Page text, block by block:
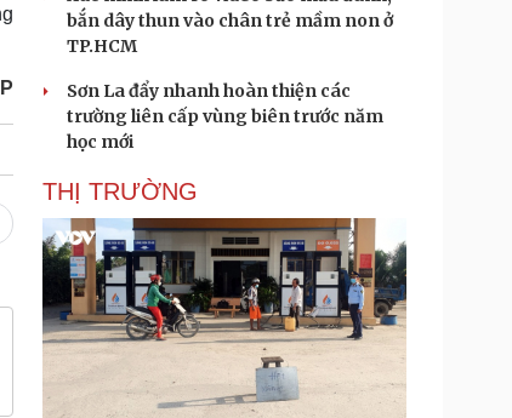
bắn dây thun vào chân trẻ mầm non ở
TP.HCM
Sơn La đẩy nhanh hoàn thiện các
trường liên cấp vùng biên trước năm
học mới
THỊ TRƯỜNG